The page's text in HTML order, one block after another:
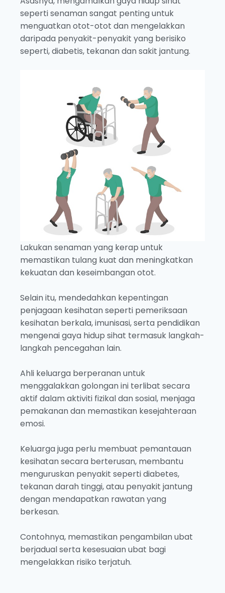
seperti senaman sangat penting untuk
menguatkan otot-otot dan mengelakkan
daripada penyakit-penyakit yang berisiko
seperti, diabetis, tekanan dan sakit jantung.
Lakukan senaman yang kerap untuk
memastikan tulang kuat dan meningkatkan
kekuatan dan keseimbangan otot.
Selain itu, mendedahkan kepentingan
penjagaan kesihatan seperti pemeriksaan
kesihatan berkala, imunisasi, serta pendidikan
mengenai gaya hidup sihat termasuk langkah-
langkah pencegahan lain.
Ahli keluarga berperanan untuk
menggalakkan golongan ini terlibat secara
aktif dalam aktiviti fizikal dan sosial, menjaga
pemakanan dan memastikan kesejahteraan
emosi.
Keluarga juga perlu membuat pemantauan
kesihatan secara berterusan, membantu
menguruskan penyakit seperti diabetes,
tekanan darah tinggi, atau penyakit jantung
dengan mendapatkan rawatan yang
berkesan.
Contohnya, memastikan pengambilan ubat
berjadual serta kesesuaian ubat bagi
mengelakkan risiko terjatuh.